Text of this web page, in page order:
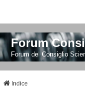
Forum
Forum del Consiglio
Indice